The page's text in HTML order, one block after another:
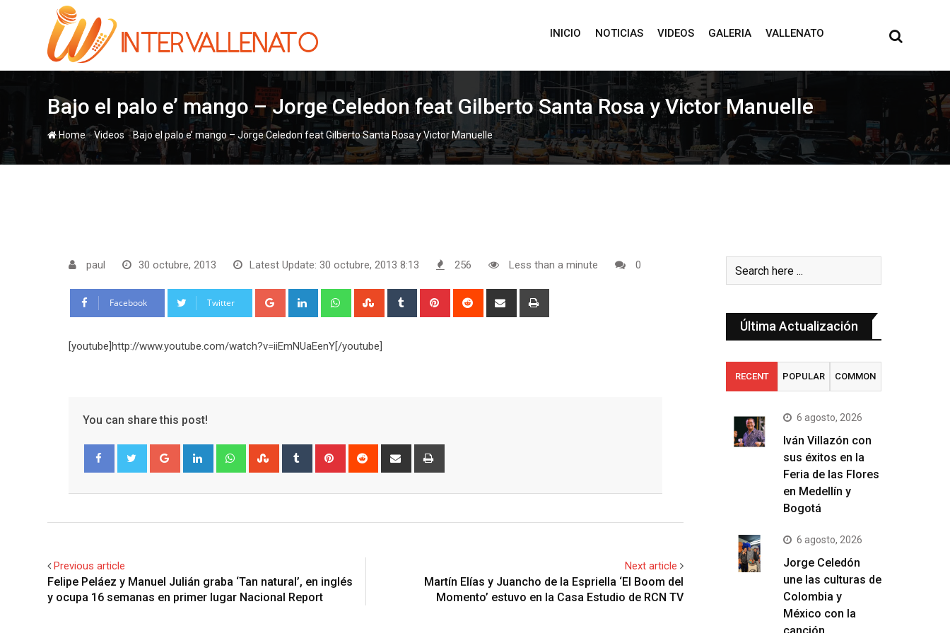
INICIO NOTICIAS VIDEOS GALERIA VALLENATO
Bajo el palo e’ mango – Jorge Celedon feat Gilberto Santa Rosa y Victor Manuelle
Home-Videos-Bajo el palo e’ mango – Jorge Celedon feat Gilberto Santa Rosa y Victor Manuelle
paul 30 octubre, 2013 Latest Update: 30 octubre, 2013 8:13 256 Less than a minute 0
Facebook Twitter Google+ LinkedIn WhatsappStumbleUpon
Tumblr Pinterest Reddit
Share
[youtube]http://www.youtube.com/watch?v=iiEmNUaEenY[/youtube]
You can share this post!
Google+ LinkedIn WhatsappStumbleUpon
Tumblr Pinterest Reddit
Share
Previous article
Felipe Peláez y Manuel Julián graba ‘Tan natural’, en inglés
y ocupa 16 semanas en primer lugar Nacional Report
Next article
Martín Elías y Juancho de la Espriella ‘El Boom del
Momento’ estuvo en la Casa Estudio de RCN TV
Última Actualización
RECENT POPULAR COMMON
6 agosto, 2026
Iván Villazón con
sus éxitos en la
Feria de las Flores
en Medellín y
Bogotá
6 agosto, 2026
Jorge Celedón
une las culturas de
Colombia y
México con la